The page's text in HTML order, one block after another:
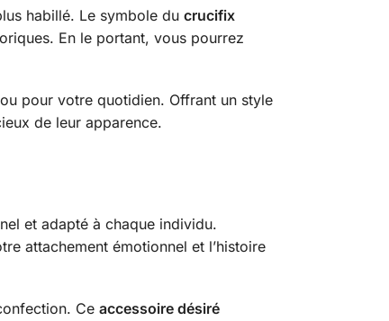
habillé. Le symbole du crucifix
En le portant, vous pourrez
pour votre quotidien. Offrant un style
de leur apparence.
et adapté à chaque individu.
attachement émotionnel et l’histoire
Ce accessoire désiré